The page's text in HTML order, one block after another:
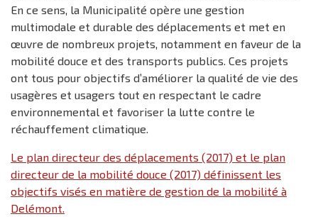
En ce sens, la Municipalité opère une gestion
multimodale et durable des déplacements et met en
œuvre de nombreux projets, notamment en faveur de la
mobilité douce et des transports publics. Ces projets
ont tous pour objectifs d’améliorer la qualité de vie des
usagères et usagers tout en respectant le cadre
environnemental et favoriser la lutte contre le
réchauffement climatique.
Le plan directeur des déplacements (2017) et le plan
directeur de la mobilité douce (2017) définissent les
objectifs visés en matière de gestion de la mobilité à
Delémont.